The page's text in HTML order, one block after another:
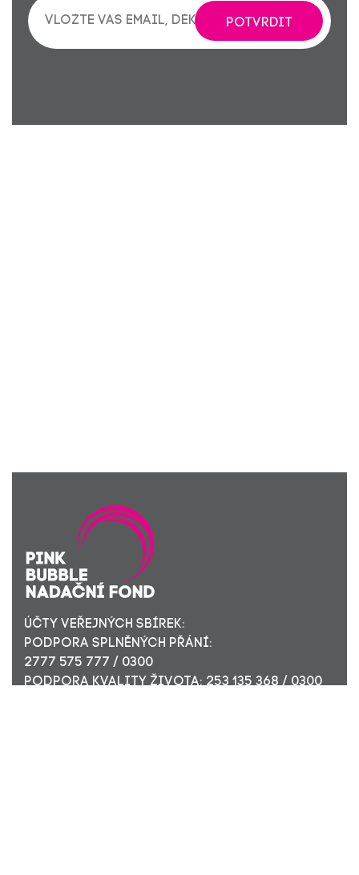
POTVRDIT
ÚČTY VEŘEJNÝCH SBÍREK:
PODPORA SPLNĚNÝCH PŘÁNÍ:
2777 575 777 / 0300
PODPORA KVALITY ŽIVOTA: 253 135 368 / 0300